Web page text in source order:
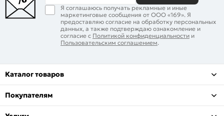
Я соглашаюсь получать рекламные и иные
маркетинговые сообщения от ООО «169». Я
предоставляю согласие на обработку персональных
данных, а также подтверждаю ознакомление и
согласие с Политикой конфиденциальности и
Пользовательским соглашением.
Каталог товаров
Покупателям